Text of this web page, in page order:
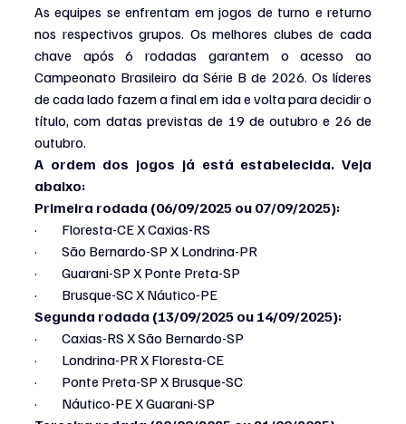
As equipes se enfrentam em jogos de turno e returno
nos respectivos grupos. Os melhores clubes de cada
chave após 6 rodadas garantem o acesso ao
Campeonato Brasileiro da Série B de 2026. Os líderes
de cada lado fazem a final em ida e volta para decidir o
título, com datas previstas de 19 de outubro e 26 de
outubro.
A ordem dos jogos já está estabelecida. Veja
abaixo:
Primeira rodada (06/09/2025 ou 07/09/2025):
·         Floresta-CE X Caxias-RS
·         São Bernardo-SP X Londrina-PR
·         Guarani-SP X Ponte Preta-SP
·         Brusque-SC X Náutico-PE
Segunda rodada (13/09/2025 ou 14/09/2025):
·         Caxias-RS X São Bernardo-SP
·         Londrina-PR X Floresta-CE
·         Ponte Preta-SP X Brusque-SC
·         Náutico-PE X Guarani-SP